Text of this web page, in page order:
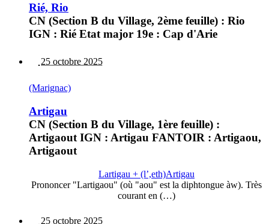
Rié, Rio
CN (Section B du Village, 2ème feuille) : Rio
IGN : Rié Etat major 19e : Cap d'Arie
25 octobre 2025
(Marignac)
Artigau
CN (Section B du Village, 1ère feuille) :
Artigaout IGN : Artigau FANTOIR : Artigaou,
Artigaout
Lartigau + (l’,eth)Artigau
Prononcer "Lartigaou" (où "aou" est la diphtongue àw). Très
courant en (…)
25 octobre 2025